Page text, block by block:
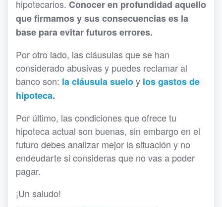
hipotecarios. Conocer en profundidad aquello
que firmamos y sus consecuencias es la
base para evitar futuros errores.
Por otro lado, las cláusulas que se han
considerado abusivas y puedes reclamar al
banco son: la cláusula sueloy los gastos de
hipoteca.
Por último, las condiciones que ofrece tu
hipoteca actual son buenas, sin embargo en el
futuro debes analizar mejor la situación y no
endeudarte si consideras que no vas a poder
pagar.
¡Un saludo!